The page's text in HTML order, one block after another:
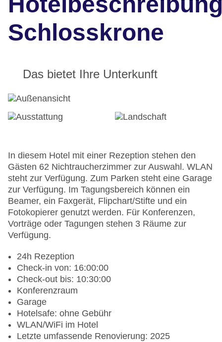
Schlosskrone
Das bietet Ihre Unterkunft
In diesem Hotel mit einer Rezeption stehen den
Gästen 62 Nichtraucherzimmer zur Auswahl. WLAN
steht zur Verfügung. Zum Parken steht eine Garage
zur Verfügung. Im Tagungsbereich können ein
Beamer, ein Faxgerät, Flipchart/Stifte und ein
Fotokopierer genutzt werden. Für Konferenzen,
Vorträge oder Tagungen stehen 3 Räume zur
Verfügung.
24h Rezeption
Check-in von: 16:00:00
Check-out bis: 10:30:00
Konferenzraum
Garage
Hotelsafe: ohne Gebühr
WLAN/WiFi im Hotel
Letzte umfassende Renovierung: 2025